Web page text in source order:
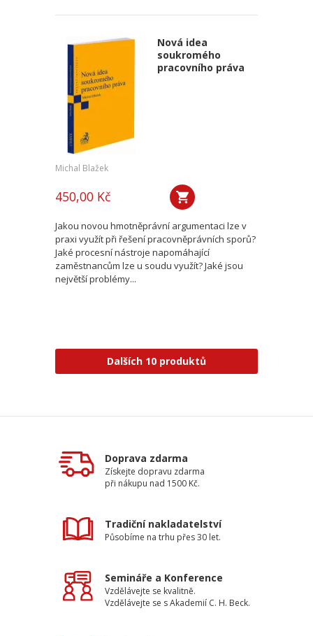
Nová idea
soukromého
pracovního práva
Michal Blažek
450,00 Kč
Jakou novou hmotněprávní argumentaci lze v
praxi využít při řešení pracovněprávních sporů?
Jaké procesní nástroje napomáhající
zaměstnancům lze u soudu využít? Jaké jsou
největší problémy...
Dalších 10 produktů
Doprava zdarma
Získejte dopravu zdarma
při nákupu nad 1500 Kč.
Tradiční nakladatelství
Působíme na trhu přes 30 let.
Semináře a Konference
Vzdělávejte se kvalitně.
Vzdělávejte se s Akademií C. H. Beck.